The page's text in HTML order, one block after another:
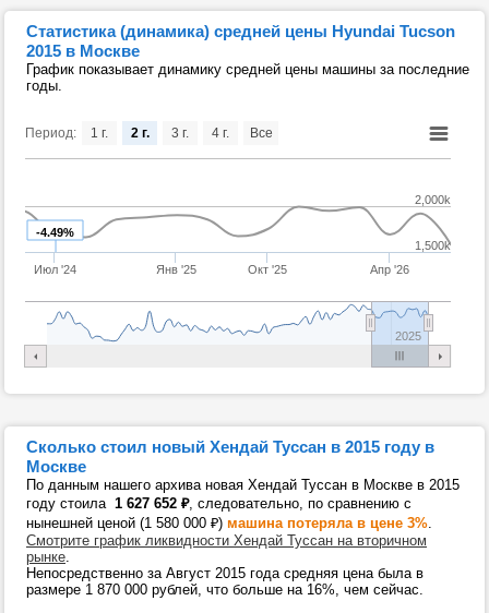
Статистика (динамика) средней цены Hyundai Tucson
2015 в Москве
График показывает динамику средней цены машины за последние
годы.
Период:
-4.49%
Июл '24 Янв '25 Окт '25 Апр '26
2025
1,500k
2,000k
1 г. 2 г. 3 г. 4 г. Все
Сколько стоил новый Хендай Туссан в 2015 году в
Москве
По данным нашего архива новая Хендай Туссан в Москве в 2015
году стоила 1 627 652 ₽, следовательно, по сравнению с
нынешней ценой (1 580 000 ₽) машина потеряла в цене 3%.
Смотрите график ликвидности Хендай Туссан на вторичном
рынке.
Непосредственно за Август 2015 года средняя цена была в
размере 1 870 000 рублей, что больше на 16%, чем сейчас.